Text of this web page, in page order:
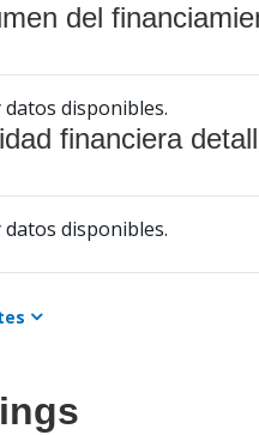
del
datos disponibles.
financiera
datos disponibles.